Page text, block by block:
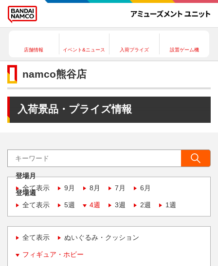
店舗情報 イベント&ニュース 入荷プライズ 設置ゲーム機
namco熊谷店
入荷景品・プライズ情報
登場月
全て表示
9月 8月 7月 6月
登場週
全て表示
5週 4週 3週 2週 1週
全て表示 ぬいぐるみ・クッション
フィギュア・ホビー